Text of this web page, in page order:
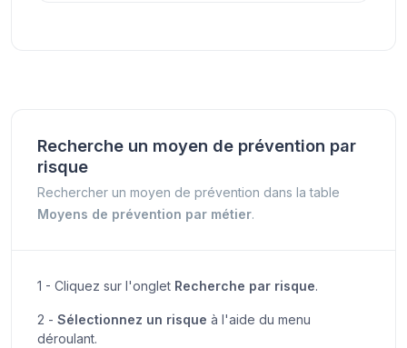
Recherche un moyen de prévention par
risque
Rechercher un moyen de prévention dans la table
Moyens de prévention par métier.
1 - Cliquez sur l'onglet Recherche par risque.
2 - Sélectionnez un risque à l'aide du menu
déroulant.